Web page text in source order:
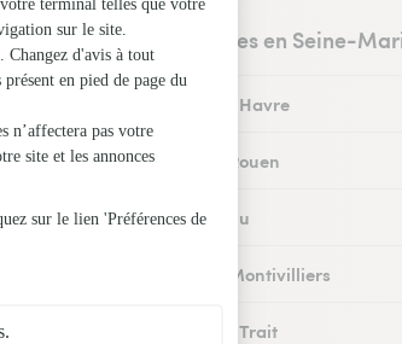
Les fleuristes en Seine-
Fleuristes au Havre
Fleuristes à Rouen
Fleuristes à Eu
Fleuristes à Montivilliers
Fleuristes au Trait